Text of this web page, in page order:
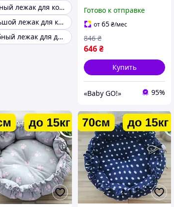
Уютный лежак для кошек
Большой лежак для кошки
Удобный лежак для домашних кошек
домик-коврик,
регулируемый, теплый
KT8004653
Готово к отправке
от65₴/мес
646₴
846 ₴
Купить
«Baby GO!» 95%